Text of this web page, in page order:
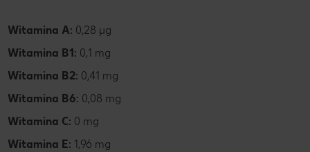
Witamina A: 0,28 µg
Witamina B1: 0,1 mg
Witamina B2: 0,41 mg
Witamina B6: 0,08 mg
Witamina C: 0 mg
Witamina E: 1,96 mg